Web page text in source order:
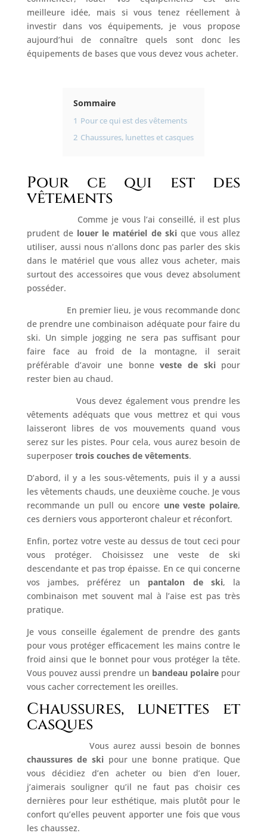
meilleure idée, mais si vous tenez réellement à
investir dans vos équipements, je vous propose
aujourd’hui de connaître quels sont donc les
équipements de bases que vous devez vous acheter.
Sommaire
1 Pour ce qui est des vêtements
2 Chaussures, lunettes et casques
Pour ce qui est des
vêtements
Comme je vous l’ai conseillé, il est plus
prudent de louer le matériel de skique vous allez
utiliser, aussi nous n’allons donc pas parler des skis
dans le matériel que vous allez vous acheter, mais
surtout des accessoires que vous devez absolument
posséder.
En premier lieu, je vous recommande donc
de prendre une combinaison adéquate pour faire du
ski. Un simple jogging ne sera pas suffisant pour
faire face au froid de la montagne, il serait
préférable d’avoir une bonneveste de skipour
rester bien au chaud.
Vous devez également vous prendre les
vêtements adéquats que vous mettrez et qui vous
laisseront libres de vos mouvements quand vous
serez sur les pistes. Pour cela, vous aurez besoin de
superposer trois couches de vêtements.
D’abord, il y a les sous-vêtements, puis il y a aussi
les vêtements chauds, une deuxième couche. Je vous
recommande un pull ou encore une veste polaire,
ces derniers vous apporteront chaleur et réconfort.
Enfin, portez votre veste au dessus de tout ceci pour
vous protéger. Choisissez une veste de ski
descendante et pas trop épaisse. En ce qui concerne
vos jambes, préférez un pantalon de ski, la
combinaison met souvent mal à l’aise est pas très
pratique.
Je vous conseille également de prendre des gants
pour vous protéger efficacement les mains contre le
froid ainsi que le bonnet pour vous protéger la tête.
Vous pouvez aussi prendre un bandeau polaire pour
vous cacher correctement les oreilles.
Chaussures, lunettes et
casques
Vous aurez aussi besoin de bonnes
chaussures de ski pour une bonne pratique. Que
vous décidiez d’en acheter ou bien d’en louer,
j’aimerais souligner qu’il ne faut pas choisir ces
dernières pour leur esthétique, mais plutôt pour le
confort qu’elles peuvent apporter une fois que vous
les chaussez.